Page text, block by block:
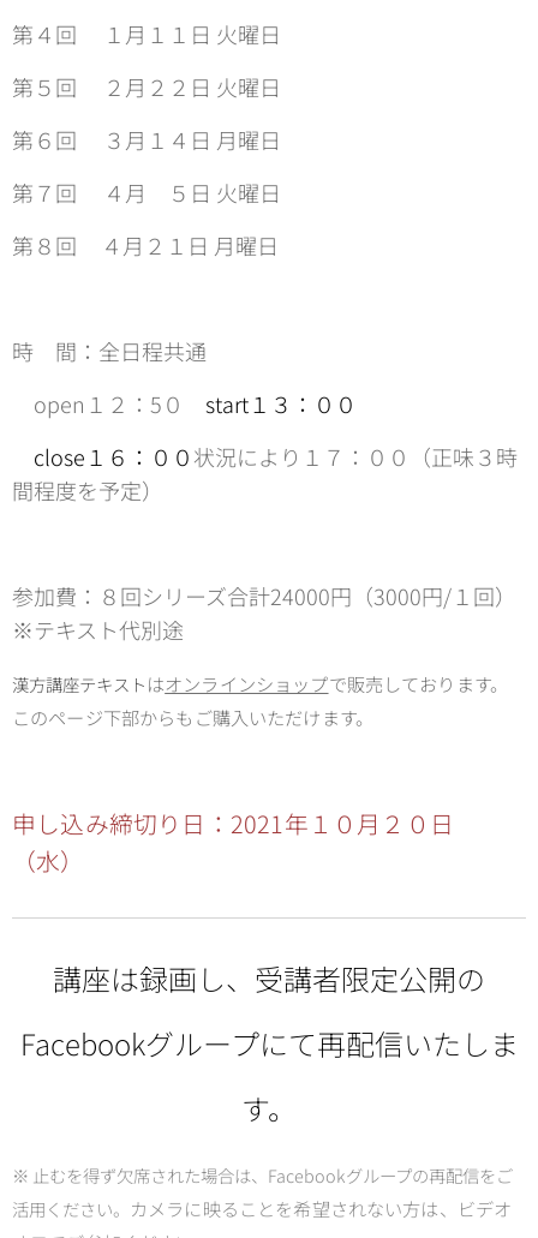
第４回 １月１１日 火曜日
第５回 ２月２２日 火曜日
第６回 ３月１４日 月曜日
第７回 ４月 ５日 火曜日
第８回 ４月２１日 月曜日
時 間：全日程共通
open１２：5０ start１３：００
close１６：００状況により１７：００（正味３時
間程度を予定）
参加費：８回シリーズ合計24000円（3000円/１回）
※テキスト代別途
漢方講座テキストはオンラインショップで販売しております。
このページ下部からもご購入いただけます。
申し込み締切り日：2021年１０月２０日
（水）
講座は録画し、受講者限定公開の
Facebookグループにて再配信いたしま
す。
※ 止むを得ず欠席された場合は、Facebookグループの再配信をご
活用ください。 カメラに映ることを希望されない方は、ビデオ